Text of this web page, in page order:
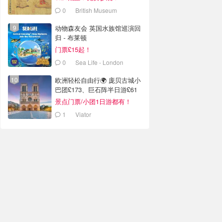
0 British Museum
动物森友会 英国水族馆巡演回
归 - 布莱顿
门票£15起！
0 Sea Life - London
欧洲轻松自由行🌍 庞贝古城小
巴团£173、巨石阵半日游£61
景点门票/小团1日游都有！
1 Viator